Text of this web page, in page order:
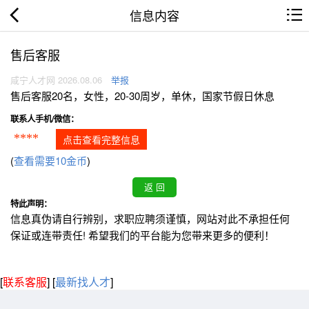
信息内容
售后客服
咸宁人才网 2026.08.06 举报
售后客服20名，女性，20-30周岁，单休，国家节假日休息
联系人手机/微信：
**** 点击查看完整信息
(查看需要10金币)
特此声明：
信息真伪请自行辨别，求职应聘须谨慎，网站对此不承担任何
保证或连带责任! 希望我们的平台能为您带来更多的便利！
[联系客服] [最新找人才]